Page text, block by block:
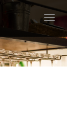
T
o
g
g
l